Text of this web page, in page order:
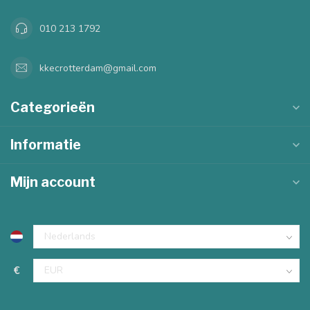
010 213 1792
kkecrotterdam@gmail.com
Categorieën
Informatie
Mijn account
€